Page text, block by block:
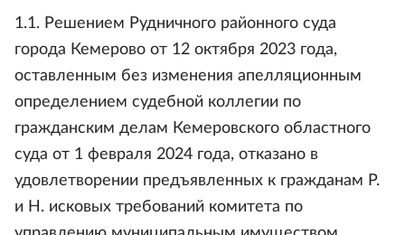
1.1. Решением Рудничного районного суда
города Кемерово от 12 октября 2023 года,
оставленным без изменения апелляционным
определением судебной коллегии по
гражданским делам Кемеровского областного
суда от 1 февраля 2024 года, отказано в
удовлетворении предъявленных к гражданам Р.
и Н. исковых требований комитета по